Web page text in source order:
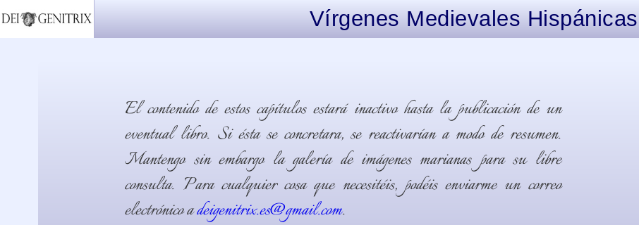
Vírgenes Medievales Hispánicas
El contenido de estos capítulos estará inactivo hasta la publicación de un
eventual libro. Si ésta se concretara, se reactivarían a modo de resumen.
Mantengo sin embargo la galería de imágenes marianas para su libre
consulta. Para cualquier cosa que necesitéis, podéis enviarme un correo
electrónico adeigenitrix.es@gmail.com.